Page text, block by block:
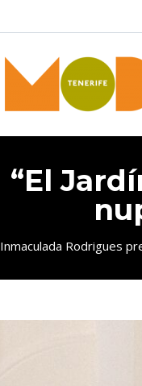
“El
Inmaculada Rodrigues